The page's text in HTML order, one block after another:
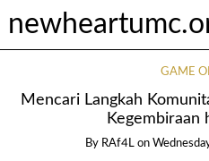
GAME
Mencari Langkah
Kegembiraan
By RAf4L on